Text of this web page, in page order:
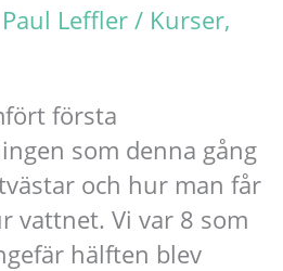
Paul Leffler / Kurser,
första
som denna gång
och hur man får
vattnet. Vi var 8 som
hälften blev